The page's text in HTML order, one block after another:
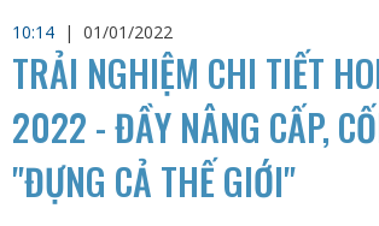
10:14 | 01/01/2022
TRẢI NGHIỆM CHI TIẾT
2022 - ĐẦY NÂNG CẤP,
"ĐỰNG CẢ THẾ GIỚI"